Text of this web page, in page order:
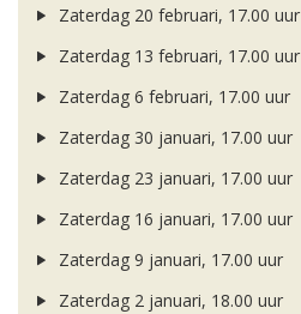
Zaterdag 20 februari, 17.00 uur
Zaterdag 13 februari, 17.00 uur
Zaterdag 6 februari, 17.00 uur
Zaterdag 30 januari, 17.00 uur
Zaterdag 23 januari, 17.00 uur
Zaterdag 16 januari, 17.00 uur
Zaterdag 9 januari, 17.00 uur
Zaterdag 2 januari, 18.00 uur